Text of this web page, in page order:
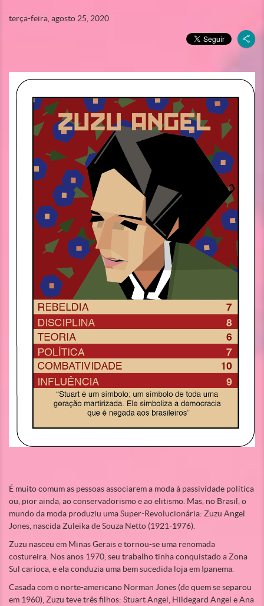
terça-feira, agosto 25, 2020
É muito comum as pessoas associarem a moda à passividade política
ou, pior ainda, ao conservadorismo e ao elitismo. Mas, no Brasil, o
mundo da moda produziu uma Super-Revolucionária: Zuzu Angel
Jones, nascida Zuleika de Souza Netto (1921-1976).
Zuzu nasceu em Minas Gerais e tornou-se uma renomada
costureira. Nos anos 1970, seu trabalho tinha conquistado a Zona
Sul carioca, e ela conduzia uma bem sucedida loja em Ipanema.
Casada com o norte-americano Norman Jones (de quem se separou
em 1960), Zuzu teve três filhos: Stuart Angel, Hildegard Angel e Ana